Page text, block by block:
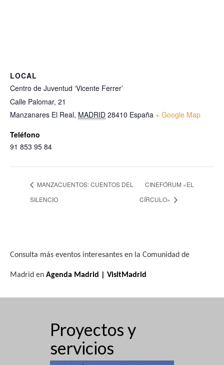
LOCAL
Centro de Juventud ‘Vicente Ferrer’
Calle Palomar, 21
Manzanares El Real, MADRID 28410 España + Google Map
Teléfono
91 853 95 84
MANZACUENTOS: CUENTOS DEL
SILENCIO
CINEFÓRUM «EL
CÍRCULO»
Consulta más eventos interesantes en la Comunidad de
Madrid en Agenda Madrid | VisitMadrid
Proyectos y
servicios